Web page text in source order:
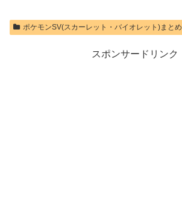
Nintendo Switch
2(サムスン マイ
プレスカード
256GB)
ポケモンSV(スカーレット・バイオレット)まとめ
スポンサードリンク